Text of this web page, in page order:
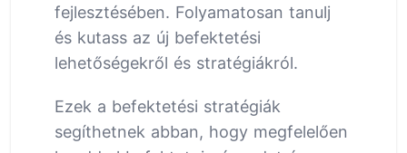
fejlesztésében. Folyamatosan tanulj
és kutass az új befektetési
lehetőségekről és stratégiákról.
Ezek a befektetési stratégiák
segíthetnek abban, hogy megfelelően